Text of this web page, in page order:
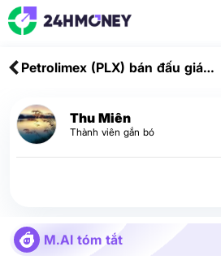
Petrolimex (PLX) bán đấu giá
điểm 36.600 đồng/CP
Thu Miên
Thành viên gắn bó
M.AI tóm tắt